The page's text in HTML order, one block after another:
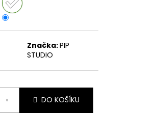
Značka:PIP
STUDIO
DO KOŠÍKU